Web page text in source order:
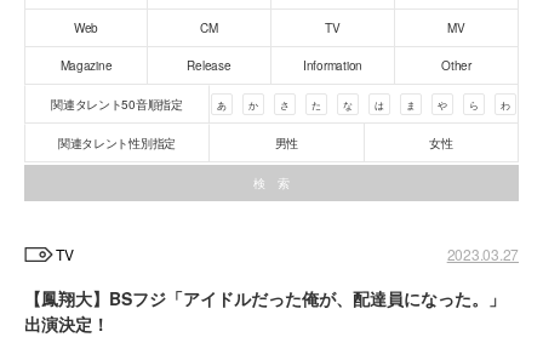
Web CM TV MV
Magazine Release Information Other
関連タレント50音順指定 あ か さ た な は ま や ら わ
関連タレント性別指定 男性 女性
TV 2023.03.27
【鳳翔大】BSフジ「アイドルだった俺が、配達員になった。」
出演決定！